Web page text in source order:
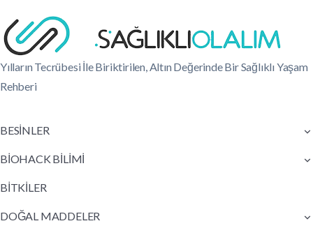
Yılların Tecrübesi İle Biriktirilen, Altın Değerinde Bir Sağlıklı Yaşam
Rehberi
BESİNLER
BİOHACK BİLİMİ
BİTKİLER
DOĞAL MADDELER